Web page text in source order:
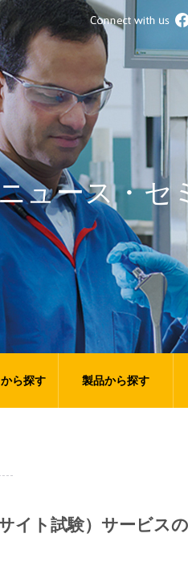
ュース・セ
ら探す 製品から探す
イト試験）サービス